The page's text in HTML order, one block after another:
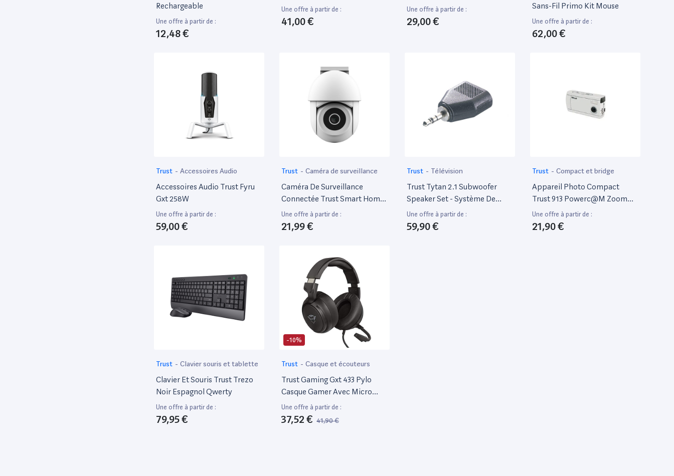
Rechargeable
Une offre à partir de :
12,48 €
Une offre à partir de :
41,00 €
Une offre à partir de :
29,00 €
Sans-Fil Primo Kit Mouse
Une offre à partir de :
62,00 €
Trust - Accessoires Audio
Accessoires Audio Trust Fyru
Gxt 258W
Une offre à partir de :
59,00 €
Trust - Caméra de surveillance
Caméra De Surveillance
Connectée Trust Smart Home
Ipcam-3900 Extérieur Blanc
Une offre à partir de :
21,99 €
Trust - Télévision
Trust Tytan 2.1 Subwoofer
Speaker Set - Système De
Haut-Parleur - Pour PC - Canal
2.1 - 60 Watt (Totale) - Noir
Une offre à partir de :
59,90 €
Trust - Compact et bridge
Appareil Photo Compact
Trust 913 Powerc@M Zoom
Compact - 3.1 Mp / 6.6 Mp
(Interpolã©) - Flash 8 Mo
Une offre à partir de :
21,90 €
Trust - Clavier souris et tablette
Clavier Et Souris Trust Trezo
Noir Espagnol Qwerty
Une offre à partir de :
79,95 €
-10%
Trust - Casque et écouteurs
Trust Gaming Gxt 433 Pylo
Casque Gamer Avec Micro
Pour PC, Ordinateur Portable,
PS4, Xbox One Et Nintendo
Switch, Jack 3.5Mm - Noir
Une offre à partir de :
37,52 € 41,90 €